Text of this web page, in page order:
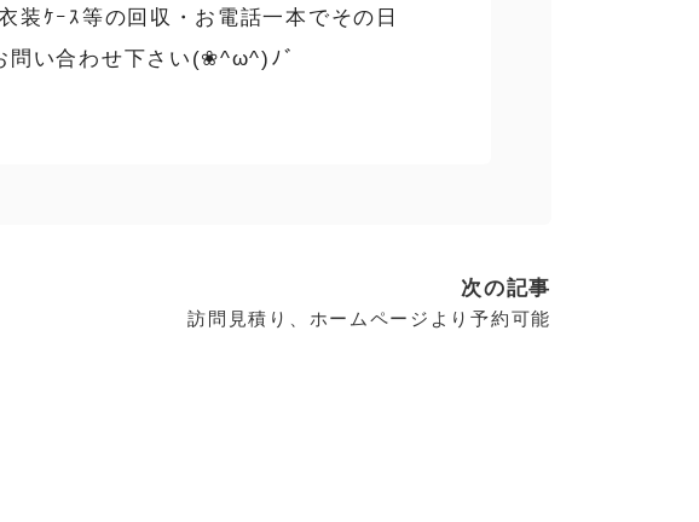
装ｹｰｽ等の回収・お電話一本でその日
問い合わせ下さい(❀^ω^)ﾉﾞ
次の記事
訪問見積り、ホームページより予約可能